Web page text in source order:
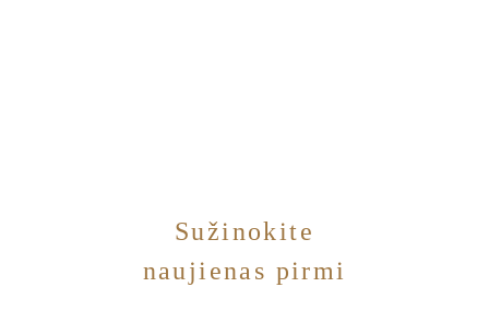
Sužinokite
naujienas pirmi